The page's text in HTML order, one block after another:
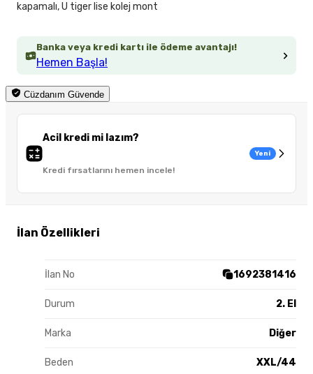
Banka veya kredi kartı ile ödeme avantajı!
Hemen Başla!
Cüzdanım Güvende
Acil kredi mi lazım?
Kredi fırsatlarını hemen incele!
Yeni
İlan Özellikleri
İlan No 1692381416
Durum 2. El
Marka Diğer
Beden XXL/44
kapamalı, U tiger lise kolej mont